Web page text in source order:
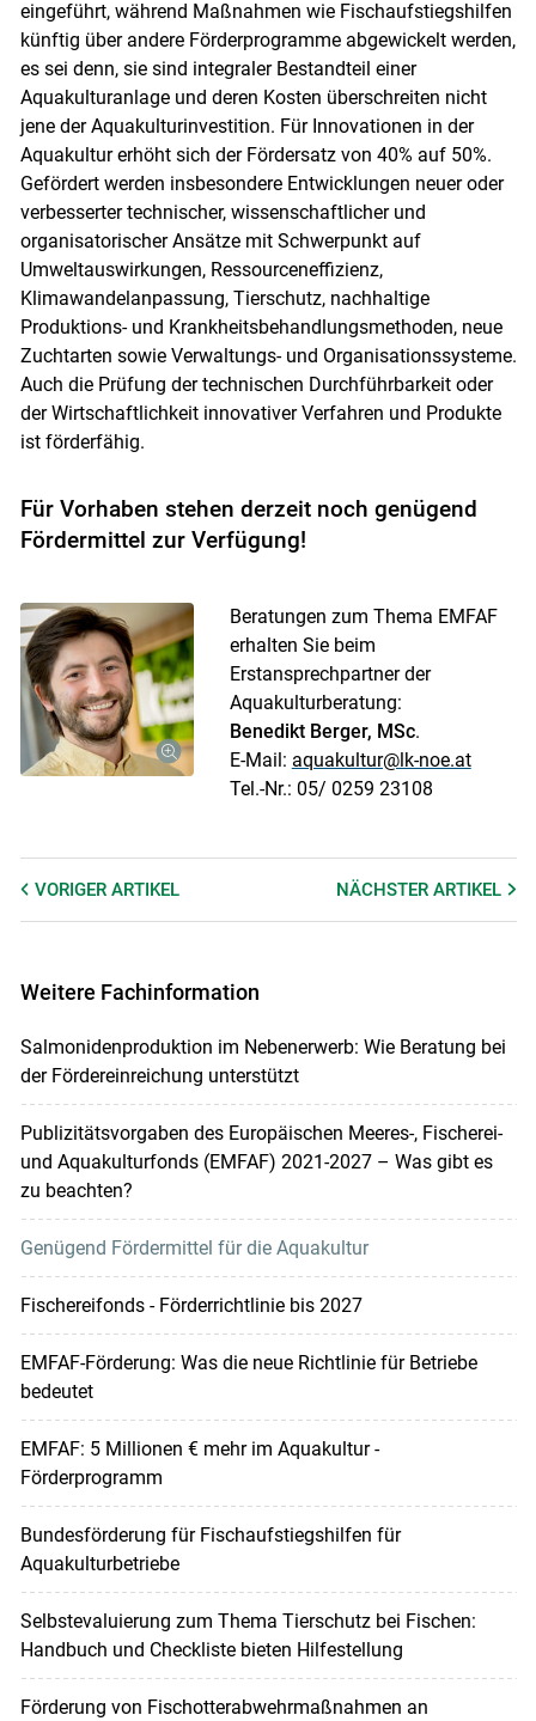
eingeführt, während Maßnahmen wie Fischaufstiegshilfen
künftig über andere Förderprogramme abgewickelt werden,
es sei denn, sie sind integraler Bestandteil einer
Aquakulturanlage und deren Kosten überschreiten nicht
jene der Aquakulturinvestition. Für Innovationen in der
Aquakultur erhöht sich der Fördersatz von 40% auf 50%.
Gefördert werden insbesondere Entwicklungen neuer oder
verbesserter technischer, wissenschaftlicher und
organisatorischer Ansätze mit Schwerpunkt auf
Umweltauswirkungen, Ressourceneffizienz,
Klimawandelanpassung, Tierschutz, nachhaltige
Produktions- und Krankheitsbehandlungsmethoden, neue
Zuchtarten sowie Verwaltungs- und Organisationssysteme.
Auch die Prüfung der technischen Durchführbarkeit oder
der Wirtschaftlichkeit innovativer Verfahren und Produkte
ist förderfähig.
Für Vorhaben stehen derzeit noch genügend
Fördermittel zur Verfügung!
Beratungen zum Thema EMFAF
erhalten Sie beim
Erstansprechpartner der
Aquakulturberatung:
Benedikt Berger, MSc.
E-Mail: aquakultur@lk-noe.at
Tel.-Nr.: 05/ 0259 23108
VORIGER ARTIKEL NÄCHSTERARTIKEL
Weitere Fachinformation
Salmonidenproduktion im Nebenerwerb: Wie Beratung bei
der Fördereinreichung unterstützt
Publizitätsvorgaben des Europäischen Meeres-, Fischerei-
und Aquakulturfonds (EMFAF) 2021-2027 – Was gibt es
zu beachten?
Genügend Fördermittel für die Aquakultur
Fischereifonds - Förderrichtlinie bis 2027
EMFAF-Förderung: Was die neue Richtlinie für Betriebe
bedeutet
EMFAF: 5 Millionen € mehr im Aquakultur -
Förderprogramm
Bundesförderung für Fischaufstiegshilfen für
Aquakulturbetriebe
Selbstevaluierung zum Thema Tierschutz bei Fischen:
Handbuch und Checkliste bieten Hilfestellung
Förderung von Fischotterabwehrmaßnahmen an